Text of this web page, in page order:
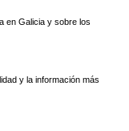
en Galicia y sobre los
y la información más